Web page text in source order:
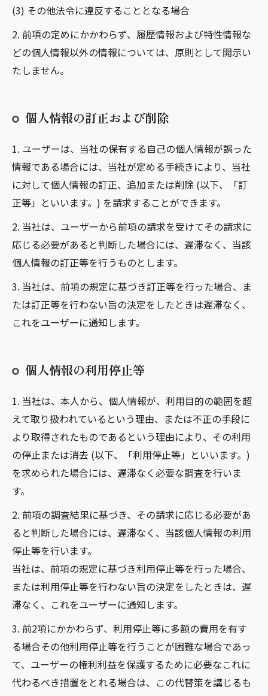
(3) その他法令に違反することとなる場合
2. 前項の定めにかかわらず、履歴情報および特性情報な
どの個人情報以外の情報については、原則として開示い
たしません。
個人情報の訂正および削除
1. ユーザーは、当社の保有する自己の個人情報が誤った
情報である場合には、当社が定める手続きにより、当社
に対して個人情報の訂正、追加または削除 (以下、「訂
正等」といいます。) を請求することができます。
2. 当社は、ユーザーから前項の請求を受けてその請求に
応じる必要があると判断した場合には、遅滞なく、当該
個人情報の訂正等を行うものとします。
3. 当社は、前項の規定に基づき訂正等を行った場合、ま
たは訂正等を行わない旨の決定をしたときは遅滞なく、
これをユーザーに通知します。
個人情報の利用停止等
1. 当社は、本人から、個人情報が、利用目的の範囲を超
えて取り扱われているという理由、または不正の手段に
より取得されたものであるという理由により、その利用
の停止または消去 (以下、「利用停止等」といいます。)
を求められた場合には、遅滞なく必要な調査を行いま
す。
2. 前項の調査結果に基づき、その請求に応じる必要があ
ると判断した場合には、遅滞なく、当該個人情報の利用
停止等を行います。
当社は、前項の規定に基づき利用停止等を行った場合、
または利用停止等を行わない旨の決定をしたときは、遅
滞なく、これをユーザーに通知します。
3. 前2項にかかわらず、利用停止等に多額の費用を有す
る場合その他利用停止等を行うことが困難な場合であっ
て、ユーザーの権利利益を保護するために必要なこれに
代わるべき措置をとれる場合は、この代替策を講じるも